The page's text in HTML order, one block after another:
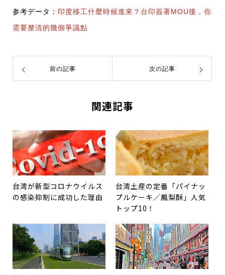
参考データ： 印度移工什麼時候進來？台印簽署MOU後，你
需要釐清的幾個爭議點
前の記事 次の記事
関連記事
台湾が新型コロナウイルス
の感染抑制に成功した理由
台湾土産の定番「パイナッ
プルケーキ／鳳梨酥」人気
トップ10！